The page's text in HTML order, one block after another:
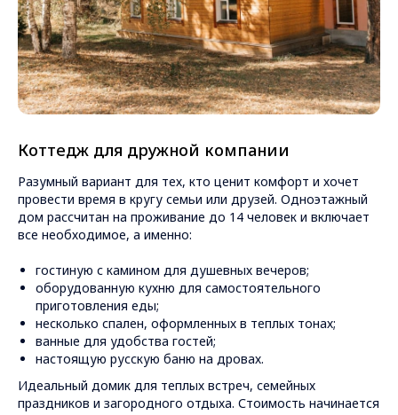
Коттедж для дружной компании
Разумный вариант для тех, кто ценит комфорт и хочет
провести время в кругу семьи или друзей. Одноэтажный
дом рассчитан на проживание до 14 человек и включает
все необходимое, а именно:
гостиную с камином для душевных вечеров;
оборудованную кухню для самостоятельного
приготовления еды;
несколько спален, оформленных в теплых тонах;
ванные для удобства гостей;
настоящую русскую баню на дровах.
Идеальный домик для теплых встреч, семейных
праздников и загородного отдыха. Стоимость начинается